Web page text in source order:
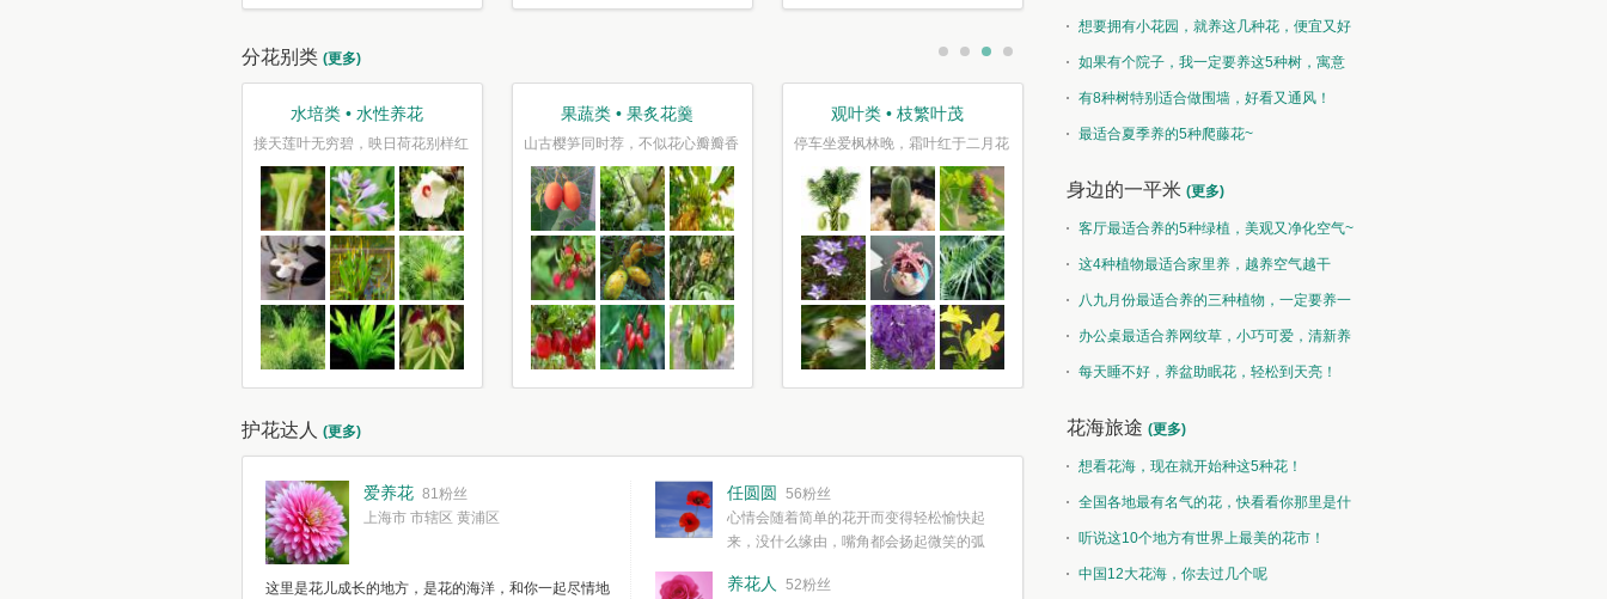
分花别类 (更多)
水培类 • 水性养花
接天莲叶无穷碧，映日荷花别样红
果蔬类 • 果炙花羹
山古樱笋同时荐，不似花心瓣瓣香
观叶类 • 枝繁叶茂
停车坐爱枫林晚，霜叶红于二月花 水光潋滟花方好,山色空蒙枝亦奇
护花达人 (更多)
爱养花 81粉丝
上海市 市辖区 黄浦区
这里是花儿成长的地方，是花的海洋，和你一起尽情地
任圆圆
56粉丝
心情会随着简单的花开而变得轻松愉快起
来，没什么缘由，嘴角都会扬起微笑的弧
简单愉快的心情，这些都不需要想得太多，其实都是
养花人
52粉丝
了~想要拥有小花园，就养这几种花，便宜又好
养！如果有个院子，我一定要养这5种树，寓意
特别好！
有8种树特别适合做围墙，好看又通风！
最适合夏季养的5种爬藤花~
身边的一平米 (更多)
客厅最适合养的5种绿植，美观又净化空气~
这4种植物最适合家里养，越养空气越干
净！八九月份最适合养的三种植物，一定要养一
盆呀~
办公桌最适合养网纹草，小巧可爱，清新养
眼！每天睡不好，养盆助眠花，轻松到天亮！
花海旅途 (更多)
想看花海，现在就开始种这5种花！
全国各地最有名气的花，快看看你那里是什
么花儿！
听说这10个地方有世界上最美的花市！
中国12大花海，你去过几个呢